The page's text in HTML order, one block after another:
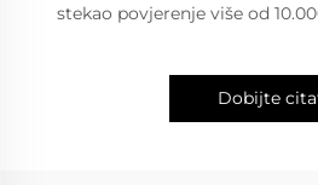
stekao povjerenje više od
Dobijte